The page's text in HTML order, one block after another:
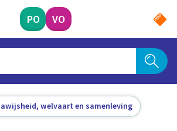
PO VO
welvaart en samenleving